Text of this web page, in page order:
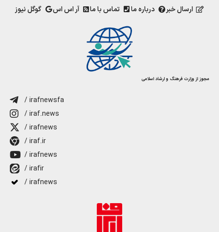
ارسال خبر درباره ما تماس با ما آر اس اس گوگل نیوز
مجوز از وزارت فرهنگ و ارشاد اسلامی
/ irafnewsfa
/ iraf.news
/ irafnews
/ iraf.ir
/ irafnews
/ irafir
/ irafnews